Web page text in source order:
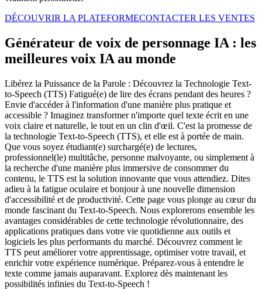
DÉCOUVRIR LA PLATEFORMECONTACTER LES VENTES
Générateur de voix de personnage IA : les
meilleures voix IA au monde
Libérez la Puissance de la Parole : Découvrez la Technologie Text-
to-Speech (TTS) Fatigué(e) de lire des écrans pendant des heures ?
Envie d'accéder à l'information d'une manière plus pratique et
accessible ? Imaginez transformer n'importe quel texte écrit en une
voix claire et naturelle, le tout en un clin d'œil. C'est la promesse de
la technologie Text-to-Speech (TTS), et elle est à portée de main.
Que vous soyez étudiant(e) surchargé(e) de lectures,
professionnel(le) multitâche, personne malvoyante, ou simplement à
la recherche d'une manière plus immersive de consommer du
contenu, le TTS est la solution innovante que vous attendiez. Dites
adieu à la fatigue oculaire et bonjour à une nouvelle dimension
d'accessibilité et de productivité. Cette page vous plonge au cœur du
monde fascinant du Text-to-Speech. Nous explorerons ensemble les
avantages considérables de cette technologie révolutionnaire, des
applications pratiques dans votre vie quotidienne aux outils et
logiciels les plus performants du marché. Découvrez comment le
TTS peut améliorer votre apprentissage, optimiser votre travail, et
enrichir votre expérience numérique. Préparez-vous à entendre le
texte comme jamais auparavant. Explorez dès maintenant les
possibilités infinies du Text-to-Speech !